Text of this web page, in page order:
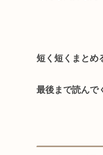
短く短くまとめ
最後まで読んで